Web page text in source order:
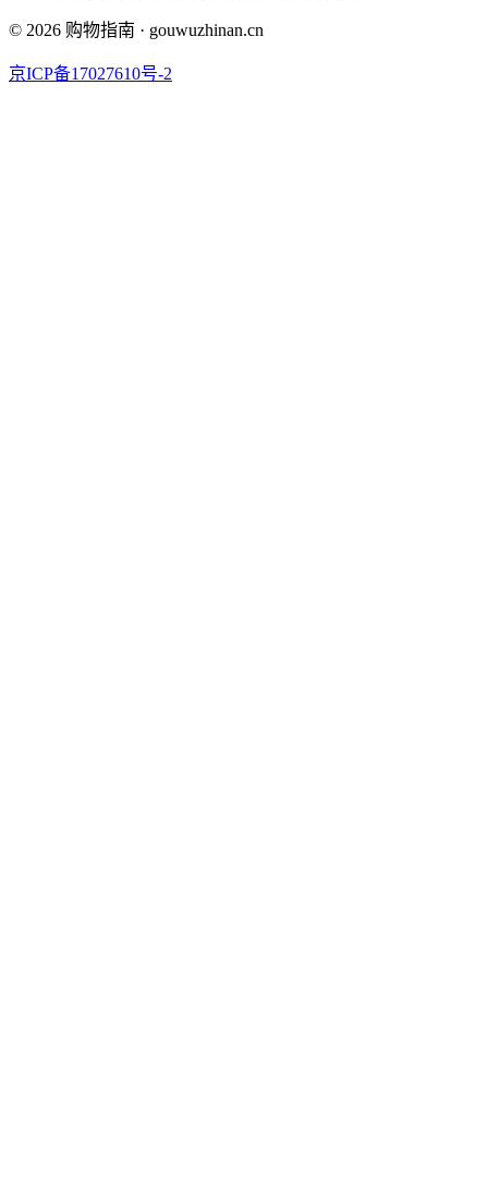
© 2026 购物指南 · gouwuzhinan.cn
京ICP备17027610号-2